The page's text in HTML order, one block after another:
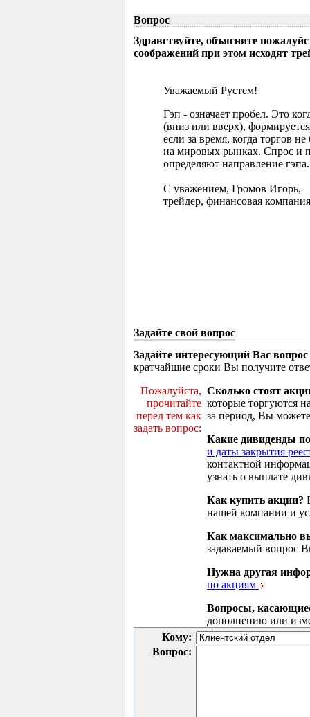
Вопрос
Здравствуйте, объясните
соображений при этом исходят
Уважаемый Рустем!
Гэп - означает пробел. Это
(вниз или вверх),
если за время, когда торгов
на мировых рынках. Спрос и
определяют направление гэпа.
С уважением, Громов Игорь,
трейдер, финансовая
Задайте свой вопрос
Задайте интересующий Вас вопрос
кратчайшие сроки Вы получите
Пожалуйста,
прочитайте
перед тем как
задать вопрос:
Сколько стоят
которые торгуются
за период, Вы
Какие дивиденды
и даты закрытия
контактной
узнать о выплате
Как купить акции?
нашей компании и
Как максимально
задаваемый вопрос
Нужна другая
по акциям
Вопросы,
дополнению или
Кому:
Вопрос: